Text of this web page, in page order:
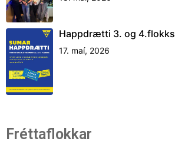
Happdrætti 3. og 4.flokks
17. maí, 2026
Fréttaflokkar